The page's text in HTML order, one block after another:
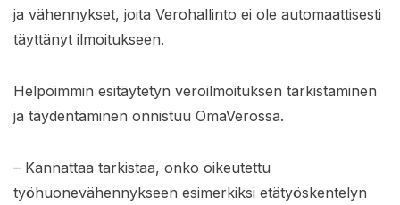
ja vähennykset, joita Verohallinto ei ole automaattisesti
täyttänyt ilmoitukseen.
Helpoimmin esitäytetyn veroilmoituksen tarkistaminen
ja täydentäminen onnistuu OmaVerossa.
– Kannattaa tarkistaa, onko oikeutettu
työhuonevähennykseen esimerkiksi etätyöskentelyn